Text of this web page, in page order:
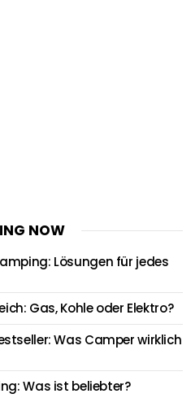
NOW
Lösungen für jedes
Gas, Kohle oder Elektro?
Was Camper wirklich
Was ist beliebter?